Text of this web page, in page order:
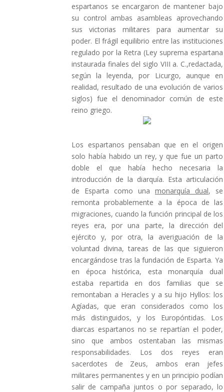
espartanos se encargaron de mantener bajo
su control ambas asambleas aprovechando
sus victorias militares para aumentar su
poder. El frágil equilibrio entre las instituciones
regulado por la Retra (Ley suprema espartana
instaurada finales del siglo VIII a. C.,redactada,
según la leyenda, por Licurgo, aunque en
realidad, resultado de una evolución de varios
siglos) fue el denominador común de este
reino griego.
Los espartanos pensaban que en el origen
solo había habido un rey, y que fue un parto
doble el que había hecho necesaria la
introducción de la diarquía. Esta articulación
de Esparta como una monarquía dual, se
remonta probablemente a la época de las
migraciones, cuando la función principal de los
reyes era, por una parte, la dirección del
ejército y, por otra, la averiguación de la
voluntad divina, tareas de las que siguieron
encargándose tras la fundación de Esparta. Ya
en época histórica, esta monarquía dual
estaba repartida en dos familias que se
remontaban a Heracles y a su hijo Hyllos: los
Agíadas, que eran considerados como los
más distinguidos, y los Europóntidas. Los
diarcas espartanos no se repartían el poder,
sino que ambos ostentaban las mismas
responsabilidades. Los dos reyes eran
sacerdotes de Zeus, ambos eran jefes
militares permanentes y en un principio podían
salir de campaña juntos o por separado, lo